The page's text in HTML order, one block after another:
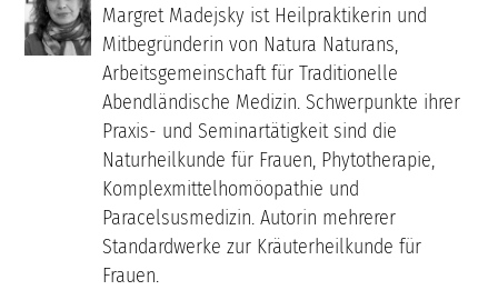
Margret Madejsky ist Heilpraktikerin und
Mitbegründerin von Natura Naturans,
Arbeitsgemeinschaft für Traditionelle
Abendländische Medizin. Schwerpunkte ihrer
Praxis- und Seminartätigkeit sind die
Naturheilkunde für Frauen, Phytotherapie,
Komplexmittelhomöopathie und
Paracelsusmedizin. Autorin mehrerer
Standardwerke zur Kräuterheilkunde für
Frauen.